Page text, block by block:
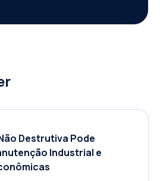
Destrutiva Pode
Industrial e